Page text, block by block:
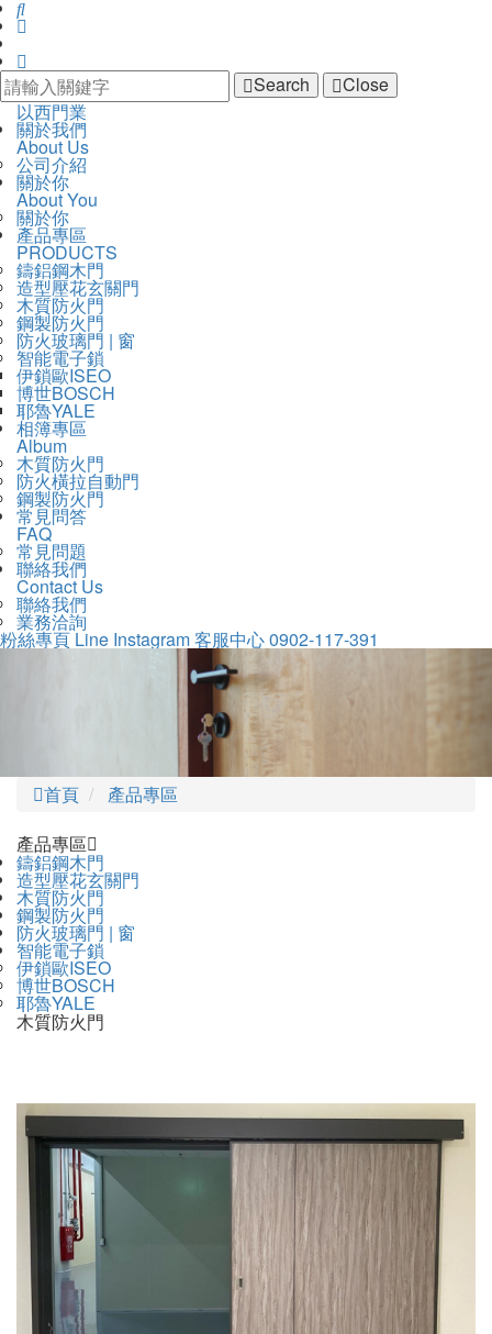
Search
Close
以西門業以
門
開
啟
主
選
單
主
導
覽
Navigation
關於我們
About Us
公司介紹
關於你
About You
關於你
產品專區
PRODUCTS
鑄鋁鋼木門
造型壓花玄關門
木質防火門
鋼製防火門
防火玻璃門 | 窗
智能電子鎖
伊鎖歐ISEO
博世BOSCH
耶魯YALE
相簿專區
Album
木質防火門
防火橫拉自動門
鋼製防火門
常見問答
FAQ
常見問題
聯絡我們
Contact Us
聯絡我們
業務洽詢
粉絲專頁 Line Instagram客服中心0902-117-391
Previous
首頁
產品專區
產品專區
鑄鋁鋼木門
造型壓花玄關門
木質防火門
鋼製防火門
防火玻璃門 | 窗
智能電子鎖
伊鎖歐ISEO
博世BOSCH
耶魯YALE
木質防火門